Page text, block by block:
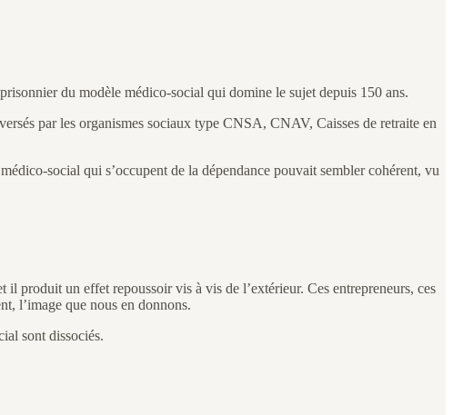
du modèle médico-social qui domine le sujet depuis 150 ans.
par les organismes sociaux type CNSA, CNAV, Caisses de retraite en
social qui s’occupent de la dépendance pouvait sembler cohérent, vu
produit un effet repoussoir vis à vis de l’extérieur. Ces entrepreneurs, ces
l’image que nous en donnons.
sont dissociés.